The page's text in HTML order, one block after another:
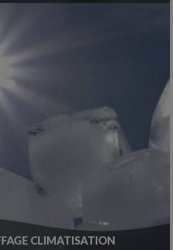
CLIMATISATION